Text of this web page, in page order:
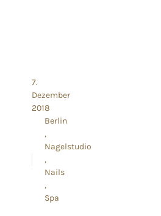
7.
Dezember
2018
Berlin
Nagelstudio
Nails
Spa